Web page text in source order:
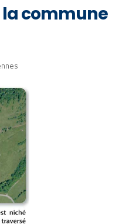
la commune